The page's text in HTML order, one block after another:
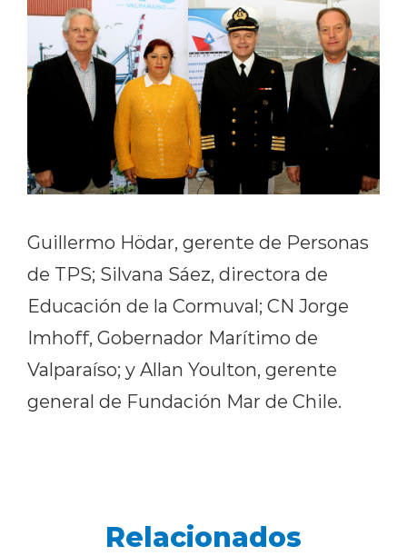
Guillermo Hödar, gerente de Personas
de TPS; Silvana Sáez, directora de
Educación de la Cormuval; CN Jorge
Imhoff, Gobernador Marítimo de
Valparaíso; y Allan Youlton, gerente
general de Fundación Mar de Chile.
Relacionados